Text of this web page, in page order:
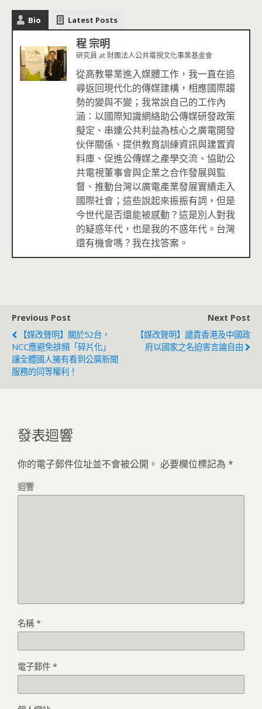
Bio Latest Posts
程 宗明
研究員 at 財團法人公共電視文化事業基金會
從高教畢業進入媒體工作，我一直在追
尋返回現代化的傳媒建構，相應國際趨
勢的變與不變；我常說自己的工作內
涵：以國際知識網絡助公傳媒研發政策
擬定、串連公共利益為核心之廣電開發
伙伴關係、提供教育訓練資訊與建置資
料庫、促進公傳媒之產學交流、協助公
共電視董事會與企業之合作發展與監
督、推動台灣以廣電產業發展實績走入
國際社會；這些說起來振振有詞，但是
今世代是否還能被感動？這是別人對我
的疑惑年代，也是我的不惑年代。台灣
還有機會嗎？我在找答案。
Previous Post
【媒改聲明】關於52台，
NCC應避免排頻「碎片化」
讓全體國人擁有看到公廣新聞
服務的同等權利！
Next Post
【媒改聲明】譴責香港及中國政
府以國家之名迫害言論自由
發表迴響
你的電子郵件位址並不會被公開。 必要欄位標記為 *
迴響
名稱 *
電子郵件 *